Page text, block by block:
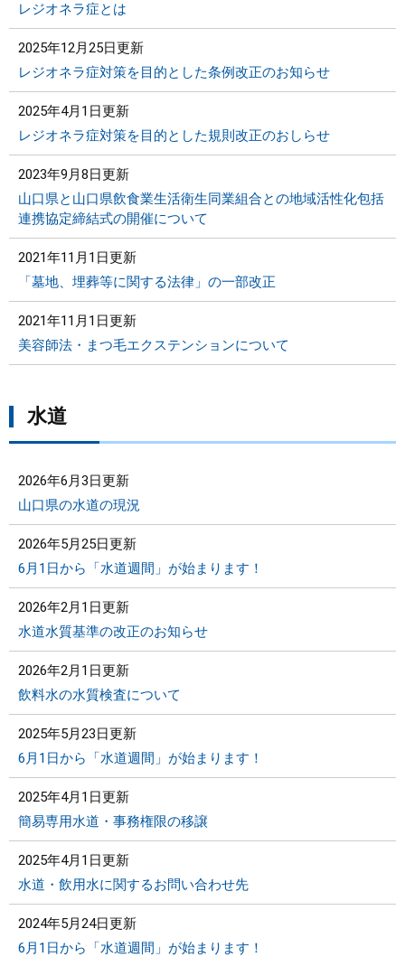
レジオネラ症とは
2025年12月25日更新
レジオネラ症対策を目的とした条例改正のお知らせ
2025年4月1日更新
レジオネラ症対策を目的とした規則改正のおしらせ
2023年9月8日更新
山口県と山口県飲食業生活衛生同業組合との地域活性化包括
連携協定締結式の開催について
2021年11月1日更新
「墓地、埋葬等に関する法律」の一部改正
2021年11月1日更新
美容師法・まつ毛エクステンションについて
水道
2026年6月3日更新
山口県の水道の現況
2026年5月25日更新
6月1日から「水道週間」が始まります！
2026年2月1日更新
水道水質基準の改正のお知らせ
2026年2月1日更新
飲料水の水質検査について
2025年5月23日更新
6月1日から「水道週間」が始まります！
2025年4月1日更新
簡易専用水道・事務権限の移譲
2025年4月1日更新
水道・飲用水に関するお問い合わせ先
2024年5月24日更新
6月1日から「水道週間」が始まります！